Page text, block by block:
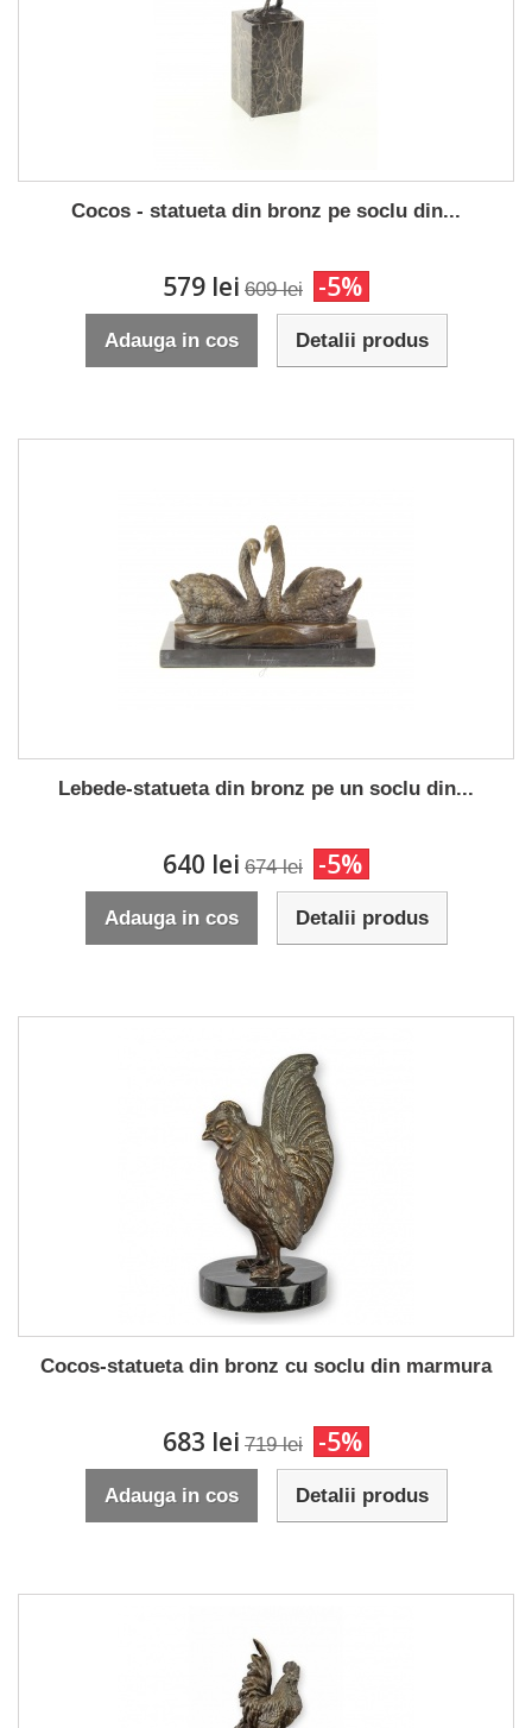
Cocos - statueta din bronz pe soclu din...
579 lei 609 lei -5%
Adauga in cos Detalii produs
Lebede-statueta din bronz pe un soclu din...
640 lei 674 lei -5%
Adauga in cos Detalii produs
Cocos-statueta din bronz cu soclu din marmura
683 lei 719 lei -5%
Adauga in cos Detalii produs